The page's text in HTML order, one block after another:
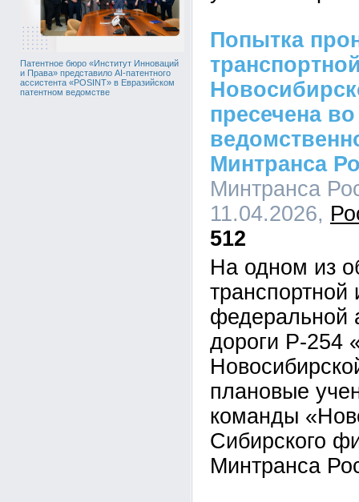
Патентное бюро «Институт Инноваций
и Права» представило AI-патентного
ассистента «POSINT» в Евразийском
патентном ведомстве
Попытка
пресечена
Минтранса
Минтранса
11.04.2026,
512
На одном из
транспортной
федеральной
дороги Р-254
плановые
команды
Сибирского
Минтранса